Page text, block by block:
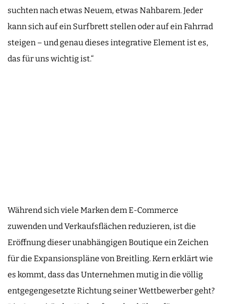
suchten nach etwas Neuem, etwas Nahbarem. Jeder
kann sich auf ein Surfbrett stellen oder auf ein Fahrrad
steigen – und genau dieses integrative Element ist es,
das für uns wichtig ist.“
Während sich viele Marken dem E-Commerce
zuwenden und Verkaufsflächen reduzieren, ist die
Eröffnung dieser unabhängigen Boutique ein Zeichen
für die Expansionspläne von Breitling. Kern erklärt wie
es kommt, dass das Unternehmen mutig in die völlig
entgegengesetzte Richtung seiner Wettbewerber geht?